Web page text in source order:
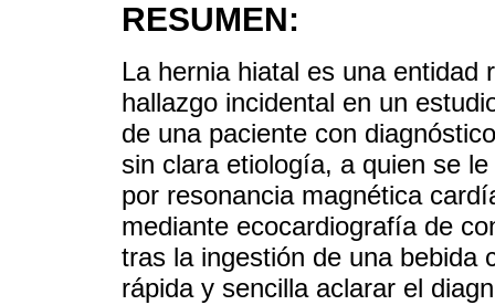
RESUMEN:
La hernia hiatal es una entidad
hallazgo incidental en un
de una paciente con
sin clara etiología, a quien se
por resonancia magnética
mediante ecocardiografía de
tras la ingestión de una bebida
rápida y sencilla aclarar el